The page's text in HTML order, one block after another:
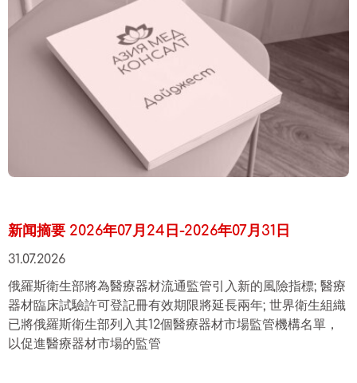
新闻摘要 2026年07月24日-2026年07月31日
31.07.2026
俄羅斯衛生部將為醫療器材流通監管引入新的風險指標; 醫療
器材臨床試驗許可登記冊有效期限將延長兩年; 世界衛生組織
已將俄羅斯衛生部列入其12個醫療器材市場監管機構名單，
以促進醫療器材市場的監管